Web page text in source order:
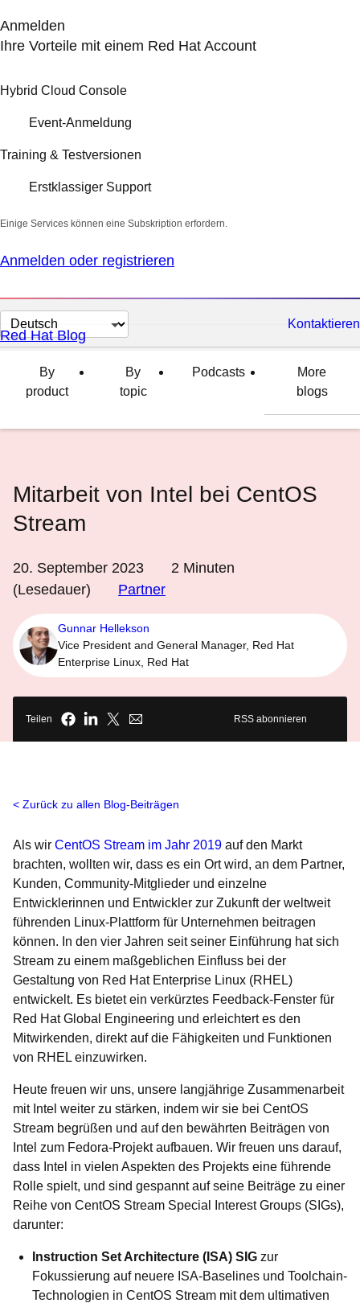
Anmelden
Ihre Vorteile mit einem Red Hat Account
Hybrid Cloud Console
Event-Anmeldung
Training & Testversionen
Erstklassiger Support
Einige Services können eine Subskription erfordern.
Anmelden oder registrieren
Sprache
auswählen
Kontaktieren
Red Hat Blog
By
product
By
topic
Podcasts
More
blogs
Mitarbeit von Intel bei CentOS
Stream
20. September 2023 2 Minuten
(Lesedauer)
Partner
Gunnar Hellekson
Vice President and General Manager, Red Hat
Enterprise Linux, Red Hat
Teilen RSS abonnieren
Zurück zu allen Blog-Beiträgen
Als wir CentOS Stream im Jahr 2019 auf den Markt
brachten, wollten wir, dass es ein Ort wird, an dem Partner,
Kunden, Community-Mitglieder und einzelne
Entwicklerinnen und Entwickler zur Zukunft der weltweit
führenden Linux-Plattform für Unternehmen beitragen
können. In den vier Jahren seit seiner Einführung hat sich
Stream zu einem maßgeblichen Einfluss bei der
Gestaltung von Red Hat Enterprise Linux (RHEL)
entwickelt. Es bietet ein verkürztes Feedback-Fenster für
Red Hat Global Engineering und erleichtert es den
Mitwirkenden, direkt auf die Fähigkeiten und Funktionen
von RHEL einzuwirken.
Heute freuen wir uns, unsere langjährige Zusammenarbeit
mit Intel weiter zu stärken, indem wir sie bei CentOS
Stream begrüßen und auf den bewährten Beiträgen von
Intel zum Fedora-Projekt aufbauen. Wir freuen uns darauf,
dass Intel in vielen Aspekten des Projekts eine führende
Rolle spielt, und sind gespannt auf seine Beiträge zu einer
Reihe von CentOS Stream Special Interest Groups (SIGs),
darunter:
Instruction Set Architecture (ISA) SIG zur
Fokussierung auf neuere ISA-Baselines und Toolchain-
Technologien in CentOS Stream mit dem ultimativen